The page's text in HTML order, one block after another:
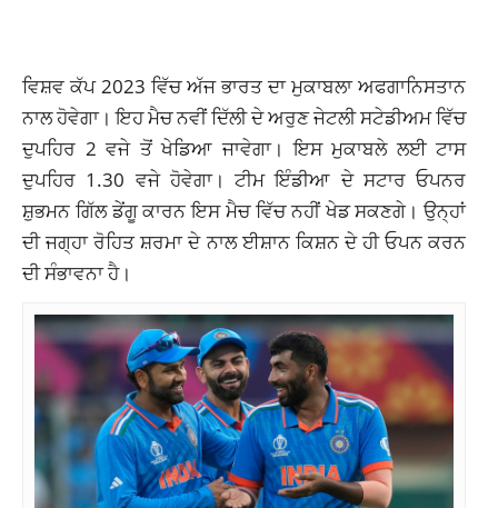
ਵਿਸ਼ਵ ਕੱਪ 2023 ਵਿੱਚ ਅੱਜ ਭਾਰਤ ਦਾ ਮੁਕਾਬਲਾ ਅਫਗਾਨਿਸਤਾਨ
ਨਾਲ ਹੋਵੇਗਾ। ਇਹ ਮੈਚ ਨਵੀਂ ਦਿੱਲੀ ਦੇ ਅਰੁਣ ਜੇਟਲੀ ਸਟੇਡੀਅਮ ਵਿੱਚ
ਦੁਪਹਿਰ 2 ਵਜੇ ਤੋਂ ਖੇਡਿਆ ਜਾਵੇਗਾ। ਇਸ ਮੁਕਾਬਲੇ ਲਈ ਟਾਸ
ਦੁਪਹਿਰ 1.30 ਵਜੇ ਹੋਵੇਗਾ। ਟੀਮ ਇੰਡੀਆ ਦੇ ਸਟਾਰ ਓਪਨਰ
ਸ਼ੁਭਮਨ ਗਿੱਲ ਡੇਂਗੂ ਕਾਰਨ ਇਸ ਮੈਚ ਵਿੱਚ ਨਹੀਂ ਖੇਡ ਸਕਣਗੇ। ਉਨ੍ਹਾਂ
ਦੀ ਜਗ੍ਹਾ ਰੋਹਿਤ ਸ਼ਰਮਾ ਦੇ ਨਾਲ ਈਸ਼ਾਨ ਕਿਸ਼ਨ ਦੇ ਹੀ ਓਪਨ ਕਰਨ
ਦੀ ਸੰਭਾਵਨਾ ਹੈ।